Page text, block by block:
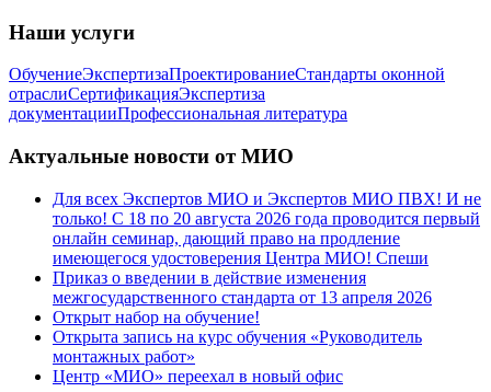
Наши услуги
ОбучениеЭкспертизаПроектированиеСтандарты оконной
отраслиСертификацияЭкспертиза
документацииПрофессиональная литература
Актуальные новости от МИО
Для всех Экспертов МИО и Экспертов МИО ПВХ! И не
только! С 18 по 20 августа 2026 года проводится первый
онлайн семинар, дающий право на продление
имеющегося удостоверения Центра МИО! Спеши
Приказ о введении в действие изменения
межгосударственного стандарта от 13 апреля 2026
Открыт набор на обучение!
Открыта запись на курс обучения «Руководитель
монтажных работ»
Центр «МИО» переехал в новый офис